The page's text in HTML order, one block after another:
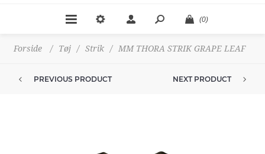
(0)
Forside / Tøj / Strik / MM THORA STRIK GRAPE LEAF
PREVIOUS PRODUCT NEXT PRODUCT